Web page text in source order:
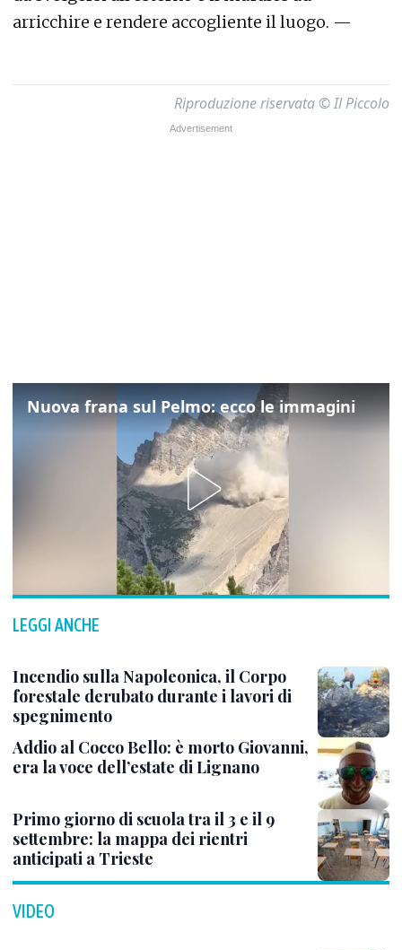
arricchire e rendere accogliente il luogo. —
Riproduzione riservata © Il Piccolo
Nuova frana sul Pelmo: ecco le immagini
LEGGI ANCHE
Incendio sulla Napoleonica, il Corpo
forestale derubato durante i lavori di
spegnimento
Addio al Cocco Bello: è morto Giovanni,
era la voce dell’estate di Lignano
Primo giorno di scuola tra il 3 e il 9
settembre: la mappa dei rientri
anticipati a Trieste
VIDEO